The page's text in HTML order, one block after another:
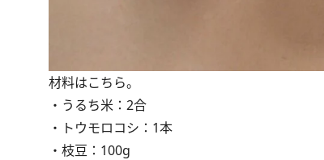
材料はこちら。
・うるち米：2合
・トウモロコシ：1本
・枝豆：100g